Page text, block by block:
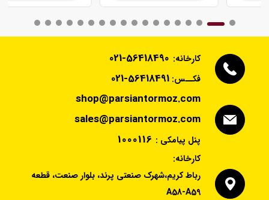
کارخانه: 021-56418490
فکــس: 021-56418491
shop@parsiantormoz.com
sales@parsiantormoz.com
پنل پیامکی : 1000116
کارخانه:
رباط کریم،شهرک صنعتی پرند، بلوار صنعت، قطعه
A58-A59